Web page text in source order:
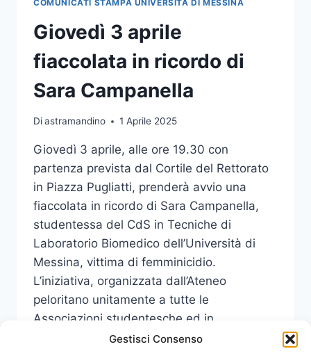
Gestisci Consenso
COMUNICATI STAMPA UNIVERSITÀ DI MESSINA
Giovedì 3 aprile
fiaccolata in ricordo di
Sara Campanella
Diastramandino 1 Aprile 2025
Giovedì 3 aprile, alle ore 19.30 con
partenza prevista dal Cortile del Rettorato
in Piazza Pugliatti, prenderà avvio una
fiaccolata in ricordo di Sara Campanella,
studentessa del CdS in Tecniche di
Laboratorio Biomedico dell’Università di
Messina, vittima di femminicidio.
L’iniziativa, organizzata dall’Ateneo
peloritano unitamente a tutte le
Associazioni studentesche ed in
collaborazione con il Comune…